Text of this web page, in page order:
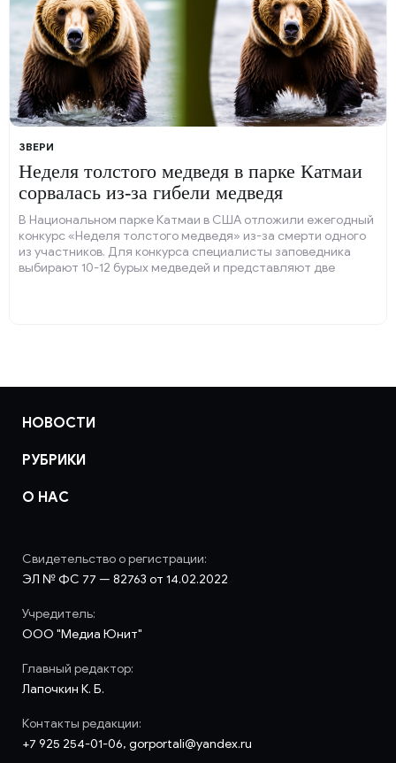
ЗВЕРИ
Неделя толстого медведя в парке Катмаи
сорвалась из-за гибели медведя
В Национальном парке Катмаи в США отложили ежегодный
конкурс «Неделя толстого медведя» из-за смерти одного
из участников. Для конкурса специалисты заповедника
выбирают 10-12 бурых медведей и представляют две
НОВОСТИ
РУБРИКИ
О НАС
Свидетельство о регистрации:
ЭЛ № ФС 77 — 82763 от 14.02.2022
Учредитель:
ООО "Медиа Юнит"
Главный редактор:
Лапочкин К. Б.
Контакты редакции:
+7 925 254-01-06, gorportali@yandex.ru